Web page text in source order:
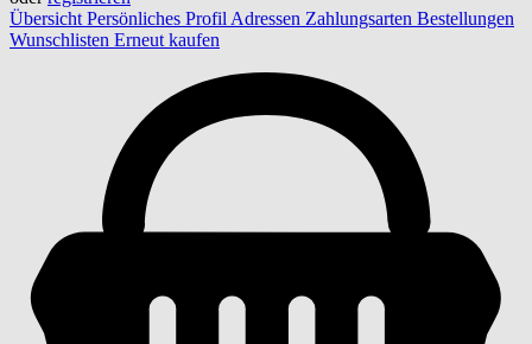
Übersicht Persönliches Profil Adressen Zahlungsarten Bestellungen
Wunschlisten Erneut kaufen